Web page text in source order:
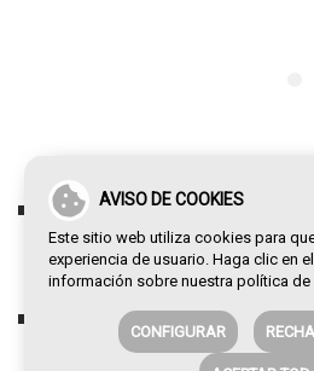
AVISO DE COOKIES
Este sitio web utiliza cookies para
experiencia de usuario. Haga clic en
información sobre nuestra política
CONFIGURAR